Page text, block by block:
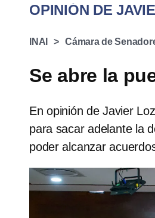
OPINIÓN DE
INAI Cámara de
Se abre la
En opinión de Javier
para sacar adelante la
poder alcanzar